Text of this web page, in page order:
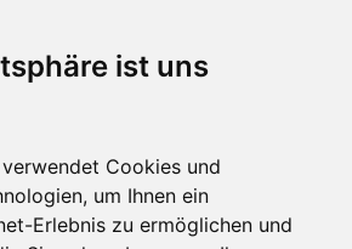
ist uns
Cookies und
um Ihnen ein
Erlebnis zu ermöglichen und
die Klimaanlage bedient (und wie nicht)